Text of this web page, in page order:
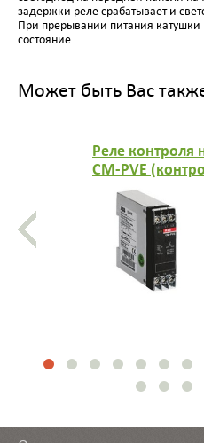
задержки реле срабатывает и
При прерывании питания катушки
состояние.
Может быть Вас
Реле контроля
CM-PVE
(контроль
нейтралью L-
1НО контакт